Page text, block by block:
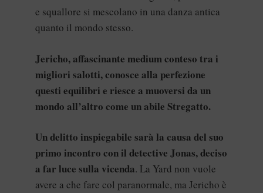
e squallore si mescolano in una danza antica
quanto il mondo stesso.
Jericho, affascinante medium conteso tra i
migliori salotti, conosce alla perfezione
questi equilibri e riesce a muoversi da un
mondo all’altro come un abile Stregatto.
Un delitto inspiegabile sarà la causa del suo
primo incontro con il detective Jonas, deciso
a far luce sulla vicenda. La Yard non vuole
avere a che fare col paranormale, ma Jericho è